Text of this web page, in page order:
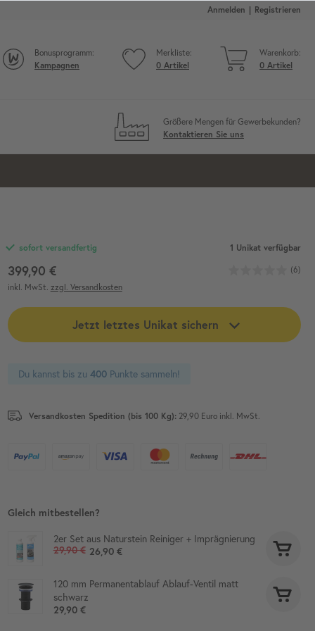
Anmelden Registrieren
Bonusprogramm:
Kampagnen
Merkliste:
0 Artikel
Warenkorb:
0 Artikel
Größere Mengen für Gewerbekunden?
Kontaktieren Sie uns
1 Unikat verfügbar
sofort versandfertig
399,90 €
(6)
inkl. MwSt. zzgl. Versandkosten
Jetzt letztes Unikat sichern
Du kannst bis zu 400Punkte sammeln!
Versandkosten Spedition (bis 100 Kg): 29,90 Euro inkl. MwSt.
Gleich mitbestellen?
2er Set aus Naturstein Reiniger + Imprägnierung
29,90 € 26,90 €
120 mm Permanentablauf Ablauf-Ventil matt
schwarz
29,90 €